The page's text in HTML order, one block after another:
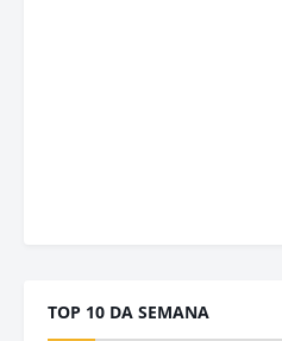
TOP 10 DA SEMANA